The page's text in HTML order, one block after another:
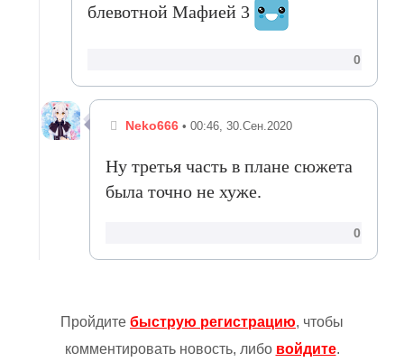
блевотной Мафией 3
0
Neko666 • 00:46, 30.Сен.2020
Ну третья часть в плане сюжета
была точно не хуже.
0
Пройдите быструю регистрацию, чтобы
комментировать новость, либо войдите.